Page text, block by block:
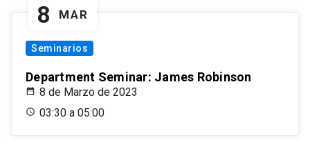
8 MAR
Seminarios
Department Seminar: James Robinson
8 de Marzo de 2023
03:30 a 05:00